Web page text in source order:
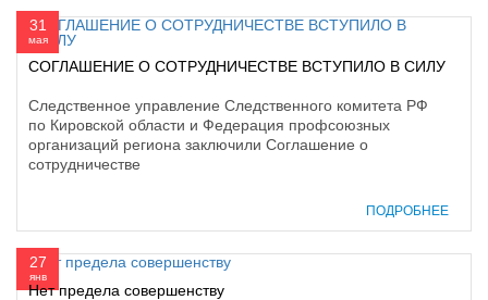
31
мая
СОГЛАШЕНИЕ О СОТРУДНИЧЕСТВЕ ВСТУПИЛО В СИЛУ
Следственное управление Следственного комитета РФ
по Кировской области и Федерация профсоюзных
организаций региона заключили Соглашение о
сотрудничестве
ПОДРОБНЕЕ
27
янв
Нет предела совершенству